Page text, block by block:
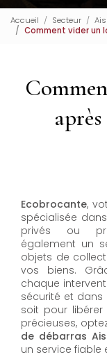
Accueil Secteur
Comment vider un
Ecobrocante,
spécialisée
privés ou
également un
objets de
vos biens.
chaque
sécurité et dans
soit pour
précieuses,
de débarras
un service fiable